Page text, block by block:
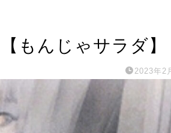
もんじゃサラダ】
2023年2